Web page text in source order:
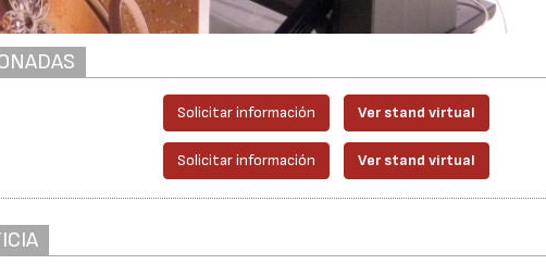
Solicitar información Ver stand virtual
Solicitar información Ver stand virtual